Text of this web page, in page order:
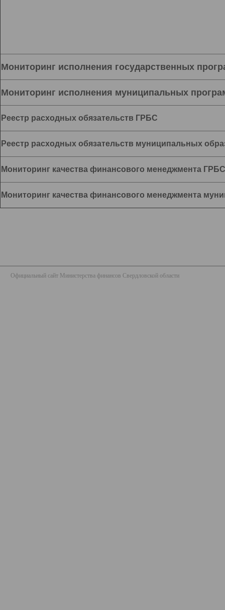
Мониторинг исполнения государственных
Мониторинг исполнения муниципальных
Реестр расходных обязательств ГРБС
Реестр расходных обязательств муниципальных
Мониторинг качества финансового менеджмента ГРБС
Мониторинг качества финансового менеджмента
Официальный сайт Министерства финансов Свердловской области